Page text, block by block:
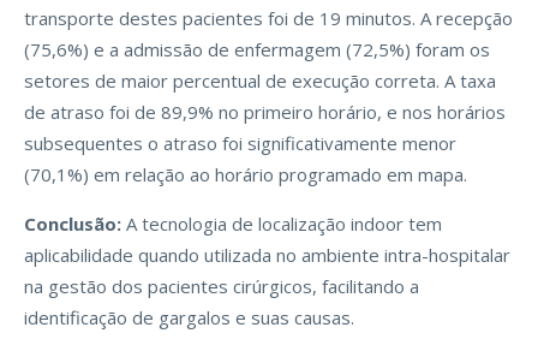
transporte destes pacientes foi de 19 minutos. A recepção
(75,6%) e a admissão de enfermagem (72,5%) foram os
setores de maior percentual de execução correta. A taxa
de atraso foi de 89,9% no primeiro horário, e nos horários
subsequentes o atraso foi significativamente menor
(70,1%) em relação ao horário programado em mapa.
Conclusão: A tecnologia de localização indoor tem
aplicabilidade quando utilizada no ambiente intra-hospitalar
na gestão dos pacientes cirúrgicos, facilitando a
identificação de gargalos e suas causas.